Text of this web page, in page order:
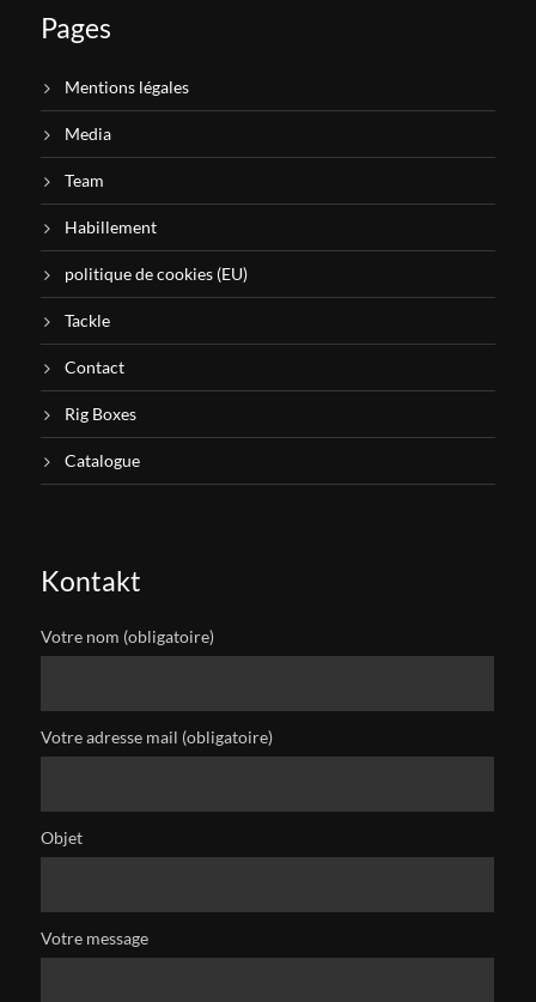
Pages
Mentions légales
Media
Team
Habillement
politique de cookies (EU)
Tackle
Contact
Rig Boxes
Catalogue
Kontakt
Votre nom (obligatoire)
Votre adresse mail (obligatoire)
Objet
Votre message